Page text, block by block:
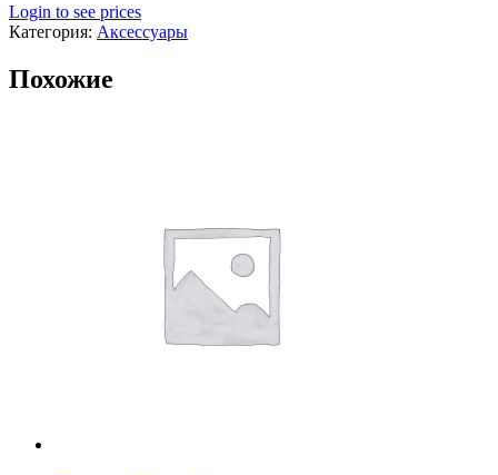
Login to see prices
Категория: Аксессуары
Похожие